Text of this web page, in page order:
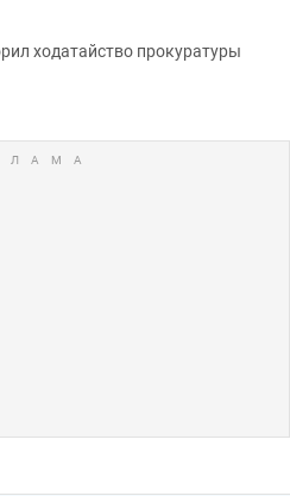
ходатайство прокуратуры